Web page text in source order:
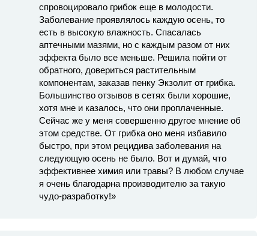
спровоцировало грибок еще в молодости.
Заболевание проявлялось каждую осень, то
есть в высокую влажность. Спасалась
аптечными мазями, но с каждым разом от них
эффекта было все меньше. Решила пойти от
обратного, довериться растительным
компонентам, заказав пенку Экзолит от грибка.
Большинство отзывов в сетях были хорошие,
хотя мне и казалось, что они проплаченные.
Сейчас же у меня совершенно другое мнение об
этом средстве. От грибка оно меня избавило
быстро, при этом рецидива заболевания на
следующую осень не было. Вот и думай, что
эффективнее химия или травы? В любом случае
я очень благодарна производителю за такую
чудо-разработку!»